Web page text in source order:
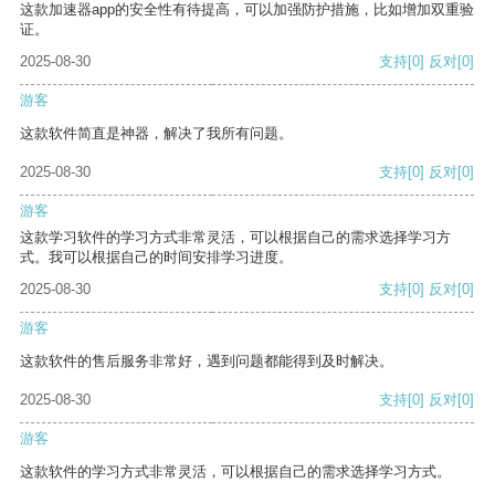
这款加速器app的安全性有待提高，可以加强防护措施，比如增加双重验
证。
2025-08-30
支持[0] 反对[0]
游客
这款软件简直是神器，解决了我所有问题。
2025-08-30 支持[0] 反对[0]
游客
这款学习软件的学习方式非常灵活，可以根据自己的需求选择学习方
式。我可以根据自己的时间安排学习进度。
2025-08-30
支持[0] 反对[0]
游客
这款软件的售后服务非常好，遇到问题都能得到及时解决。
2025-08-30 支持[0] 反对[0]
游客
这款软件的学习方式非常灵活，可以根据自己的需求选择学习方式。